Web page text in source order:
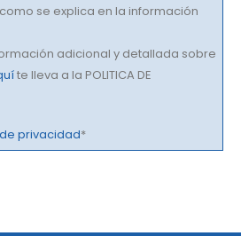
se explica en la información
adicional y detallada sobre
te lleva a la POLITICA DE
privacidad*